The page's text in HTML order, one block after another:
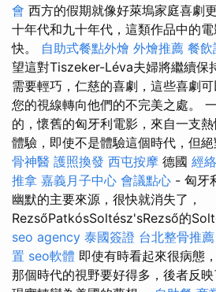
會 西方的假期就像好萊塢家庭喜劇
十年代和九十年代，這類作品中的
快。 自助式餐點外燴 外燴推薦 餐飲
望這對Tiszeker-Léva夫婦將繼續保
需要輕巧，仁慈的喜劇，這些喜劇
您的視線轉向他們的不完美之處。
的，懷舊的匈牙利電影，來自一支
體驗，即使不是體驗這個時代，但絕
骨神醫 護照換發 西屯按摩 德國 經
推拿 嘉義月子中心 會議點心 - 匈牙
幽默的主要來源，很快就消失了，
RezsőPatkósSoltész'sRezső的
seo agency 泰國簽證 台北整骨推薦
置 seo軟體 即使有時看起來很病態
那個時代的視野要好得多，後者反